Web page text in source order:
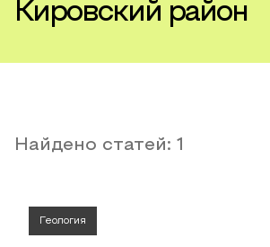
Кировский район
Найдено статей: 1
Геология